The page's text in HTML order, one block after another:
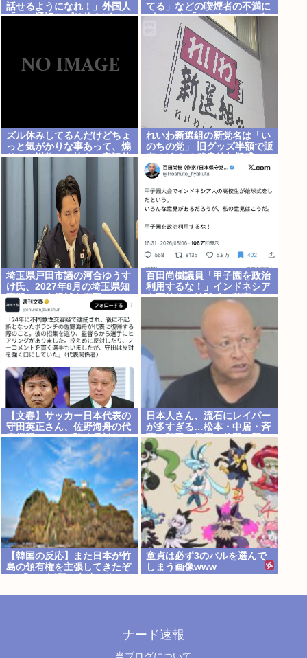
話せるようになれ！」外国人
「AIで通訳アプリ使えばいい
てる」などの喫煙者の不満に
ピシャリ 「じゃあやめれば？
タバコなんて家でだけ吸って
ればいい」
ズル休みしてるんだけどちょ
っと気がかりな事あって、煽
りとか説教とか抜きに客観的
れいわ新選組の新党名は「い
のちの党」 旧グッズ半額で販
埼玉県戸田市議の河合ゆうす
け氏、2027年8月の埼玉県知
事選への立候補を表明
百田尚樹議員「甲子園を政治
利用するな！」インドネシア
人高校生の始球式に苦言
【文春】サッカー日本代表の
守田英正さん、佐野海舟の代
表復帰について強く反対して
いた事が判明
日本人さん、流石にレイパー
が多すぎる…松本・中居・斉
藤・和田・伊藤・佐野・新
井・ボビーオロゴンetc…
【韓国の反応】また日本が竹
島の領有権を主張してきたぞ
童貞は必ず3のパルを選んで
しまう画像www
ナード速報